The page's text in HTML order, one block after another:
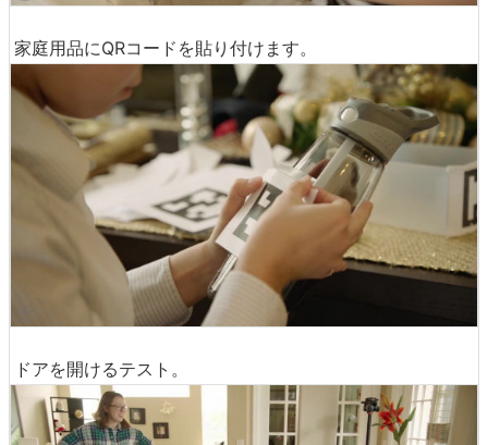
家庭用品にQRコードを貼り付けます。
ドアを開けるテスト。